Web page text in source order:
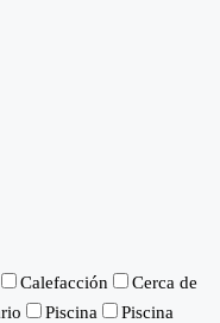
Calefacción
Cerca de
Piscina
Piscina